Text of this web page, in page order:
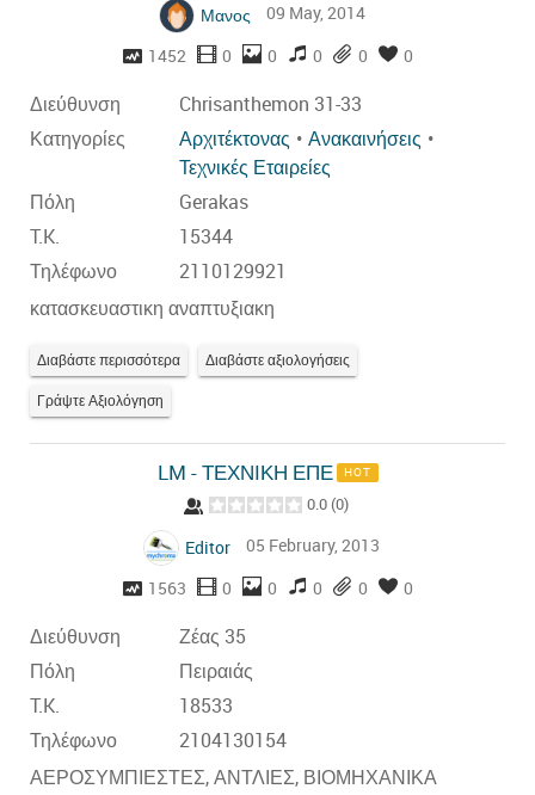
Μανος
09 May, 2014
1452
0 0 0 0 0
Διεύθυνση
Chrisanthemon 31-33
Κατηγορίες
Αρχιτέκτονας
Ανακαινήσεις
Τεχνικές Εταιρείες
Πόλη
Gerakas
T.K.
15344
Τηλέφωνο
2110129921
κατασκευαστικη αναπτυξιακη
Διαβάστε περισσότερα Διαβάστε αξιολογήσεις
Γράψτε Αξιολόγηση
LM - ΤΕΧΝΙΚΗ ΕΠΕ HOT
0.0 (0)
Editor
05 February, 2013
1563
0 0 0 0 0
Διεύθυνση
Ζέας 35
Πόλη
Πειραιάς
T.K.
18533
Τηλέφωνο
2104130154
ΑΕΡΟΣΥΜΠΙΕΣΤΕΣ, ΑΝΤΛΙΕΣ, ΒΙΟΜΗΧΑΝΙΚΑ